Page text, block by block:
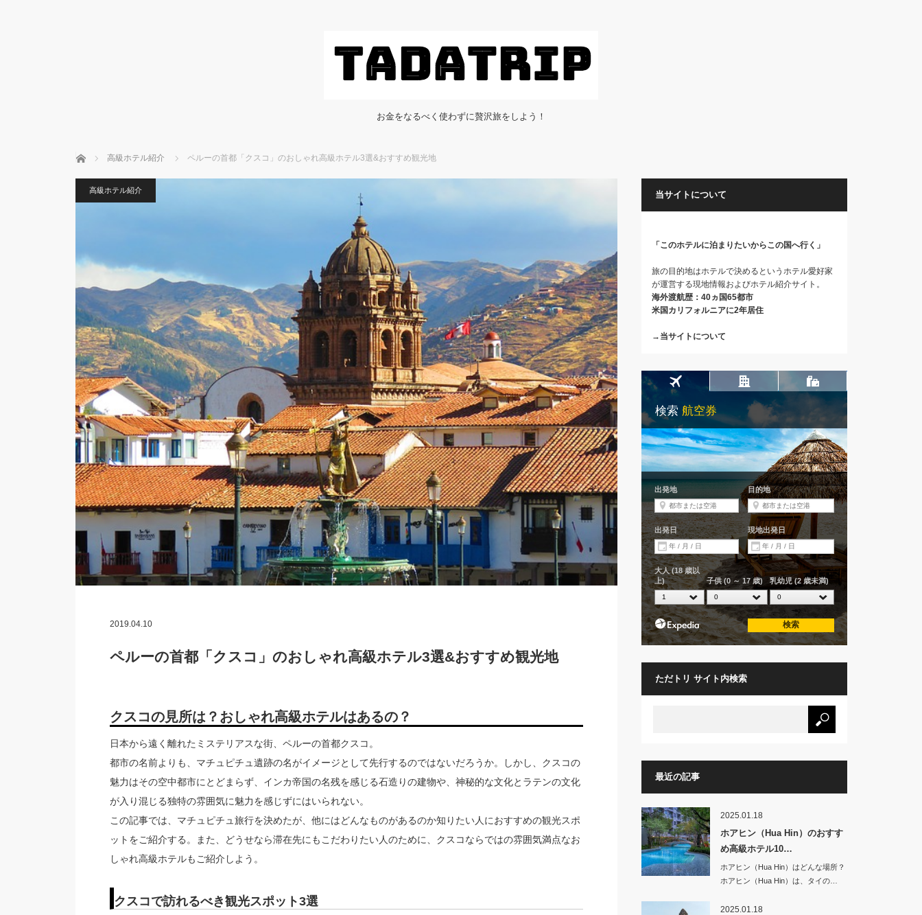
お金をなるべく使わずに贅沢旅をしよう！
ホーム 高級ホテル紹介 ペルーの首都「クスコ」のおしゃれ高級ホテル3選&おすすめ観光地
高級ホテル紹介
2019.04.10
ペルーの首都「クスコ」のおしゃれ高級ホテル3選&おすすめ観光地
クスコの見所は？おしゃれ高級ホテルはあるの？
日本から遠く離れたミステリアスな街、ペルーの首都クスコ。
都市の名前よりも、マチュピチュ遺跡の名がイメージとして先行するのではないだろうか。しかし、クスコの
魅力はその空中都市にとどまらず、インカ帝国の名残を感じる石造りの建物や、神秘的な文化とラテンの文化
が入り混じる独特の雰囲気に魅力を感じずにはいられない。
この記事では、マチュピチュ旅行を決めたが、他にはどんなものがあるのか知りたい人におすすめの観光スポ
ットをご紹介する。また、どうせなら滞在先にもこだわりたい人のために、クスコならではの雰囲気満点なお
しゃれ高級ホテルもご紹介しよう。
クスコで訪れるべき観光スポット3選
当サイトについて
「このホテルに泊まりたいからこの国へ行く」
旅の目的地はホテルで決めるというホテル愛好家
が運営する現地情報およびホテル紹介サイト。
海外渡航歴：40ヵ国65都市
米国カリフォルニアに2年居住
→当サイトについて
ただトリ サイト内検索
最近の記事
2025.01.18
ホアヒン（Hua Hin）のおすす
め高級ホテル10…
ホアヒン（Hua Hin）はどんな場所？
ホアヒン（Hua Hin）は、タイの…
2025.01.18